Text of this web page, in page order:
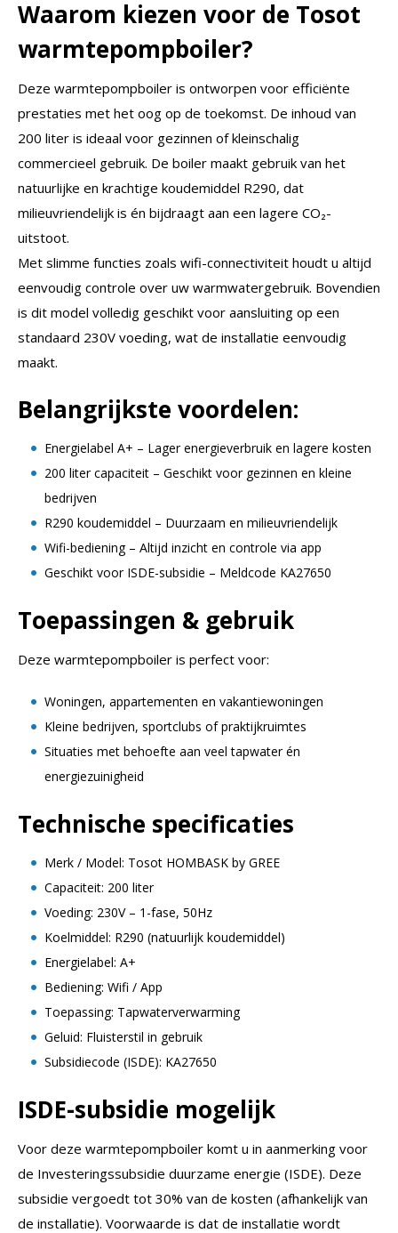
Waarom kiezen voor de Tosot
warmtepompboiler?
Deze warmtepompboiler is ontworpen voor efficiënte
prestaties met het oog op de toekomst. De inhoud van
200 liter is ideaal voor gezinnen of kleinschalig
commercieel gebruik. De boiler maakt gebruik van het
natuurlijke en krachtige koudemiddel R290, dat
milieuvriendelijk is én bijdraagt aan een lagere CO₂-
uitstoot.
Met slimme functies zoals wifi-connectiviteit houdt u altijd
eenvoudig controle over uw warmwatergebruik. Bovendien
is dit model volledig geschikt voor aansluiting op een
standaard 230V voeding, wat de installatie eenvoudig
maakt.
Belangrijkste voordelen:
Energielabel A+ – Lager energieverbruik en lagere kosten
200 liter capaciteit – Geschikt voor gezinnen en kleine
bedrijven
R290 koudemiddel – Duurzaam en milieuvriendelijk
Wifi-bediening – Altijd inzicht en controle via app
Geschikt voor ISDE-subsidie – Meldcode KA27650
Toepassingen & gebruik
Deze warmtepompboiler is perfect voor:
Woningen, appartementen en vakantiewoningen
Kleine bedrijven, sportclubs of praktijkruimtes
Situaties met behoefte aan veel tapwater én
energiezuinigheid
Technische specificaties
Merk / Model: Tosot HOMBASK by GREE
Capaciteit: 200 liter
Voeding: 230V – 1-fase, 50Hz
Koelmiddel: R290 (natuurlijk koudemiddel)
Energielabel: A+
Bediening: Wifi / App
Toepassing: Tapwaterverwarming
Geluid: Fluisterstil in gebruik
Subsidiecode (ISDE): KA27650
ISDE-subsidie mogelijk
Voor deze warmtepompboiler komt u in aanmerking voor
de Investeringssubsidie duurzame energie (ISDE). Deze
subsidie vergoedt tot 30% van de kosten (afhankelijk van
de installatie). Voorwaarde is dat de installatie wordt